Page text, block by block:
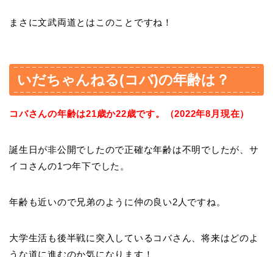
まさに文武両道とはこのことですね！
いだちゃんねる(コバ)の年齢は？
コバさんの年齢は21歳か22歳です。（2022年8月現在）
誕生日が非公開でしたので正確な年齢は不明でしたが、サ
イコさんの1つ年下でした。
年齢も近いので兄弟のように仲の良い2人ですね。
大学生活も後半戦に突入しているコバさん、将来はどのよ
うな道に進むのか気になります！